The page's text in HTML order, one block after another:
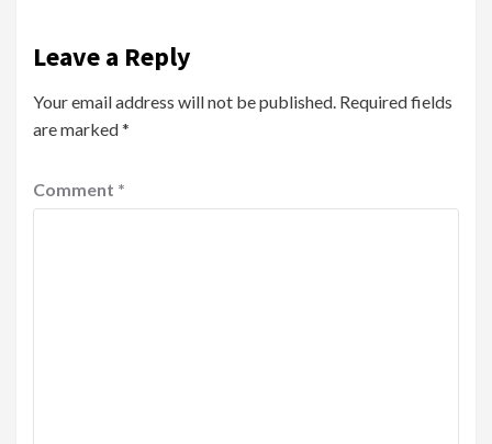
Leave a Reply
Your email address will not be published. Required fields
are marked*
Comment *